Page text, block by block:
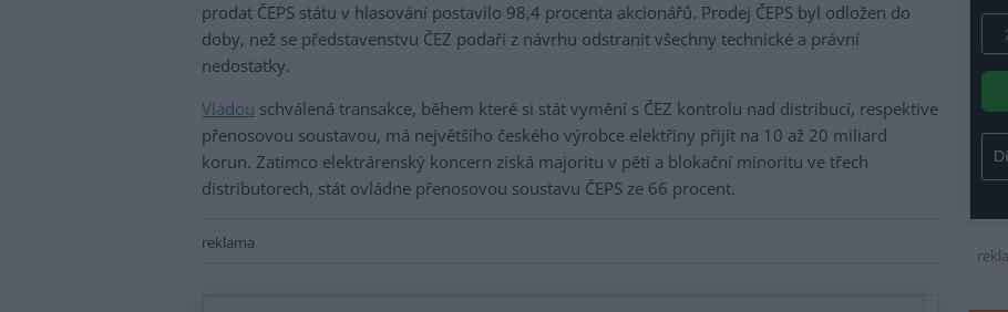
prodat ČEPS státu v hlasování postavilo 98,4 procenta akcionářů. Prodej ČEPS byl odložen do
doby, než se představenstvu ČEZ podaří z návrhu odstranit všechny technické a právní
nedostatky.
Vládou schválená transakce, během které si stát vymění s ČEZ kontrolu nad distribucí, respektive
přenosovou soustavou, má největšího českého výrobce elektřiny přijít na 10 až 20 miliard
korun. Zatímco elektrárenský koncern získá majoritu v pěti a blokační minoritu ve třech
distributorech, stát ovládne přenosovou soustavu ČEPS ze 66 procent.
reklama